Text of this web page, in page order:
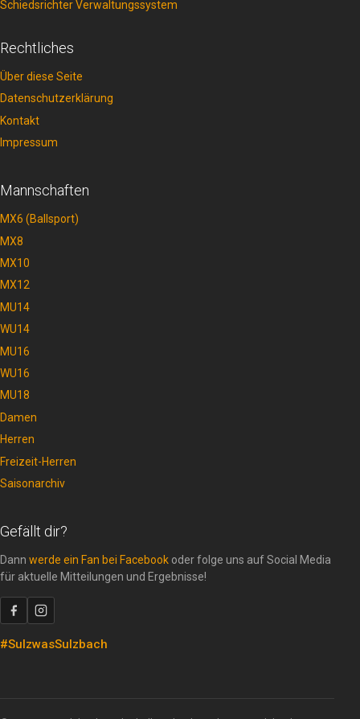
Schiedsrichter Verwaltungssystem
Rechtliches
Über diese Seite
Datenschutzerklärung
Kontakt
Impressum
Mannschaften
MX6 (Ballsport)
MX8
MX10
MX12
MU14
WU14
MU16
WU16
MU18
Damen
Herren
Freizeit-Herren
Saisonarchiv
Gefällt dir?
Dann werde ein Fan bei Facebook oder folge uns auf Social Media
für aktuelle Mitteilungen und Ergebnisse!
#SulzwasSulzbach